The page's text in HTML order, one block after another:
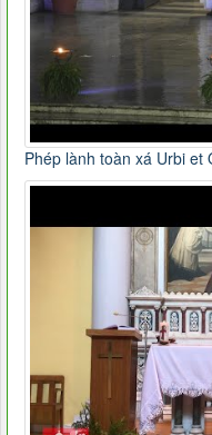
Phép lành toàn xá Urbi